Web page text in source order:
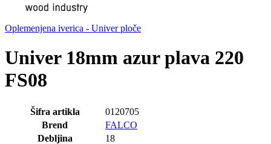
Oplemenjena iverica - Univer ploče
Univer 18mm azur plava 220
FS08
Šifra artikla
0120705
Brend
FALCO
Debljina
18